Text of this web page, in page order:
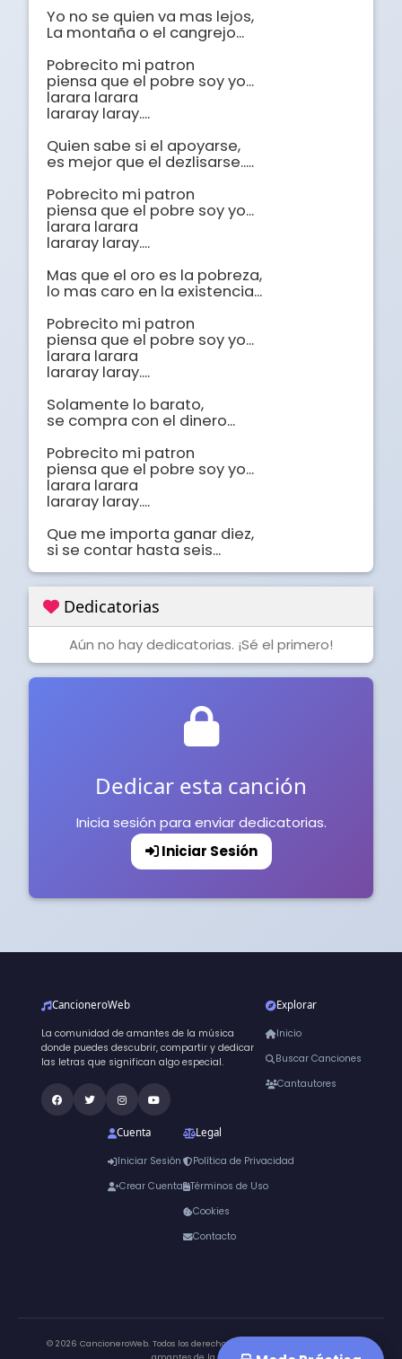
Yo no se quien va mas lejos,
La montaña o el cangrejo...
Pobrecito mi patron
piensa que el pobre soy yo...
larara larara
lararay laray....
Quien sabe si el apoyarse,
es mejor que el dezlisarse.....
Pobrecito mi patron
piensa que el pobre soy yo...
larara larara
lararay laray....
Mas que el oro es la pobreza,
lo mas caro en la existencia...
Pobrecito mi patron
piensa que el pobre soy yo...
larara larara
lararay laray....
Solamente lo barato,
se compra con el dinero...
Pobrecito mi patron
piensa que el pobre soy yo...
larara larara
lararay laray....
Que me importa ganar diez,
si se contar hasta seis...
Dedicatorias
Aún no hay dedicatorias. ¡Sé el primero!
Dedicar esta canción
Inicia sesión para enviar dedicatorias.
Iniciar Sesión
CancioneroWeb
La comunidad de amantes de la música
donde puedes descubrir, compartir y dedicar
las letras que significan algo especial.
Explorar
Inicio
Buscar Canciones
Cantautores
Cuenta
Iniciar Sesión
Crear Cuenta
Legal
Política de Privacidad
Términos de Uso
Cookies
Contacto
© 2026 CancioneroWeb. Todos los derechos reservados.